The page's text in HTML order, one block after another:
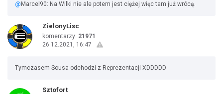
@ Marcel90: Na Wilki nie ale potem jest ciężej więc tam już wrócą.
ZielonyLisc
komentarzy: 21971
26.12.2021, 16:47
Tymczasem Sousa odchodzi z Reprezentacji XDDDDD
Sztofort